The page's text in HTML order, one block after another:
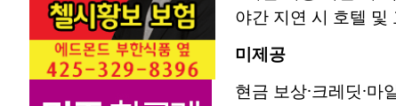
야간 지연 시 호텔 및
미제공
현금 보상·크레딧·마